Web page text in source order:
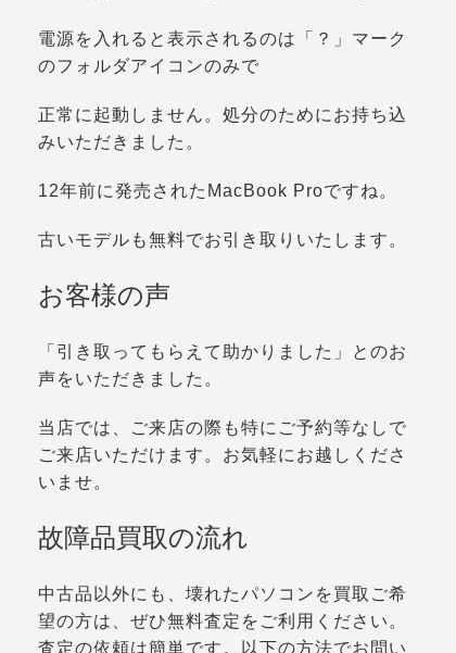
電源を入れると表示されるのは「？」マーク
のフォルダアイコンのみで
正常に起動しません。処分のためにお持ち込
みいただきました。
12年前に発売されたMacBook Proですね。
古いモデルも無料でお引き取りいたします。
お客様の声
「引き取ってもらえて助かりました」とのお
声をいただきました。
当店では、ご来店の際も特にご予約等なしで
ご来店いただけます。お気軽にお越しくださ
いませ。
故障品買取の流れ
中古品以外にも、壊れたパソコンを買取ご希
望の方は、ぜひ無料査定をご利用ください。
査定の依頼は簡単です。以下の方法でお問い